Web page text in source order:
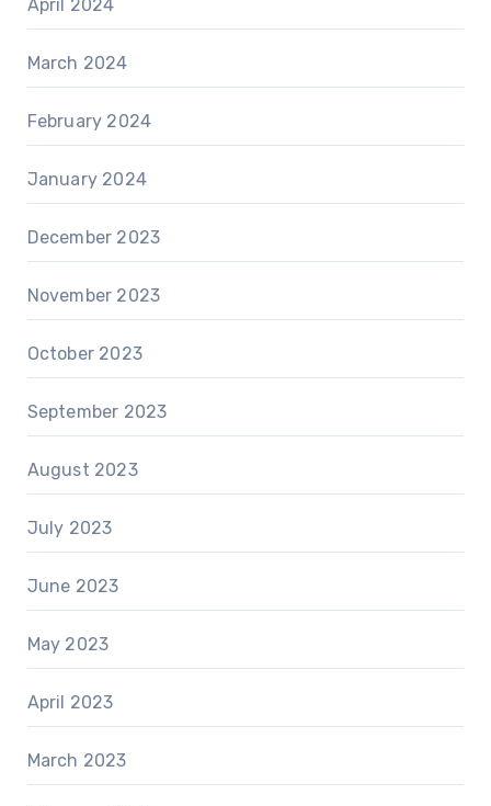
April 2024
March 2024
February 2024
January 2024
December 2023
November 2023
October 2023
September 2023
August 2023
July 2023
June 2023
May 2023
April 2023
March 2023